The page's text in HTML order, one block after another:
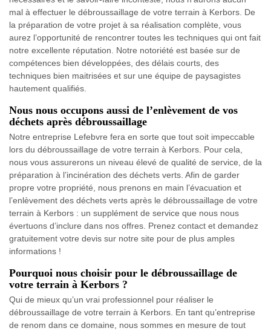
mal à effectuer le débroussaillage de votre terrain à Kerbors. De
la préparation de votre projet à sa réalisation complète, vous
aurez l’opportunité de rencontrer toutes les techniques qui ont fait
notre excellente réputation. Notre notoriété est basée sur de
compétences bien développées, des délais courts, des
techniques bien maitrisées et sur une équipe de paysagistes
hautement qualifiés.
Nous nous occupons aussi de l’enlèvement de vos
déchets après débroussaillage
Notre entreprise Lefebvre fera en sorte que tout soit impeccable
lors du débroussaillage de votre terrain à Kerbors. Pour cela,
nous vous assurerons un niveau élevé de qualité de service, de la
préparation à l’incinération des déchets verts. Afin de garder
propre votre propriété, nous prenons en main l’évacuation et
l’enlèvement des déchets verts après le débroussaillage de votre
terrain à Kerbors : un supplément de service que nous nous
évertuons d’inclure dans nos offres. Prenez contact et demandez
gratuitement votre devis sur notre site pour de plus amples
informations !
Pourquoi nous choisir pour le débroussaillage de
votre terrain à Kerbors ?
Qui de mieux qu’un vrai professionnel pour réaliser le
débroussaillage de votre terrain à Kerbors. En tant qu’entreprise
de renom dans ce domaine, nous sommes en mesure de tout